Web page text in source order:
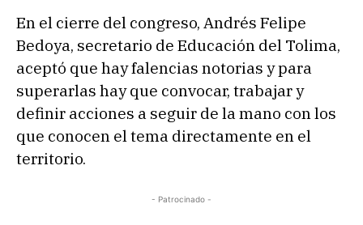
En el cierre del congreso, Andrés Felipe
Bedoya, secretario de Educación del Tolima,
aceptó que hay falencias notorias y para
superarlas hay que convocar, trabajar y
definir acciones a seguir de la mano con los
que conocen el tema directamente en el
territorio.
- Patrocinado -